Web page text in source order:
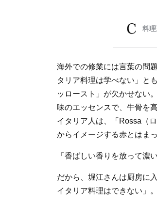
海外での修業には言葉の問
タリア料理は学べない」と
ッロースト」が欠かせない
味のエッセンスで、牛骨を
イタリア人は、「Rossa（
からイメージする赤とはま
「香ばしい香りを放って濃
だから、堀江さんは厨房に
イタリア料理はできない」